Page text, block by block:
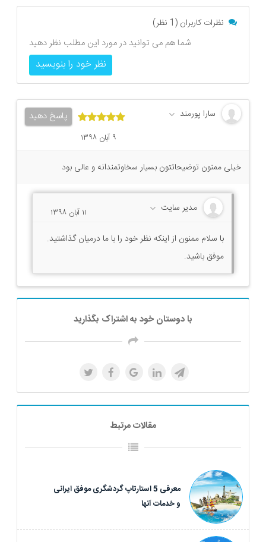
نظرات کاربران (1 نظر)
شما هم می توانید در مورد این مطلب نظر دهید
نظر خود را بنویسید
سارا پورمند پاسخ دهید
۹ آبان ۱۳۹۸
خیلی ممنون توضیحاتتون بسیار سخاوتمندانه و عالی بود
مدیر سایت ۱۱ آبان ۱۳۹۸
با سلام ممنون از اینکه نظر خود را با ما درمیان گذاشتید.
موفق باشید.
با دوستان خود به اشتراک بگذارید
مقالات مرتبط
معرفی 5 استارتاپ گردشگری موفق ایرانی
و خدمات آنها